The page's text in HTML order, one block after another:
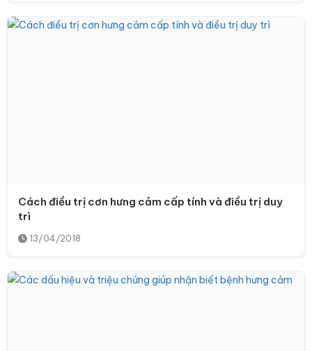
Cách điều trị cơn hưng cảm cấp tính và điều trị duy
trì
13/04/2018